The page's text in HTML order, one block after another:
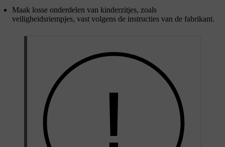
Maak losse onderdelen van kinderzitjes, zoals
veiligheidsriempjes, vast volgens de instructies van de fabrikant.